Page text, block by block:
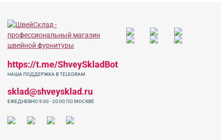
https://t.me/ShveySkladBot
НАША ПОДДЕРЖКА В TELEGRAM
sklad@shveysklad.ru
ЕЖЕДНЕВНО 9:30 - 20:00 ПО МОСКВЕ